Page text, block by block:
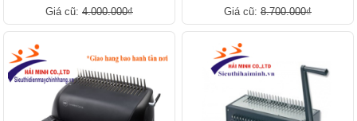
Giá cũ: 4.000.000₫ Giá cũ: 8.700.000₫